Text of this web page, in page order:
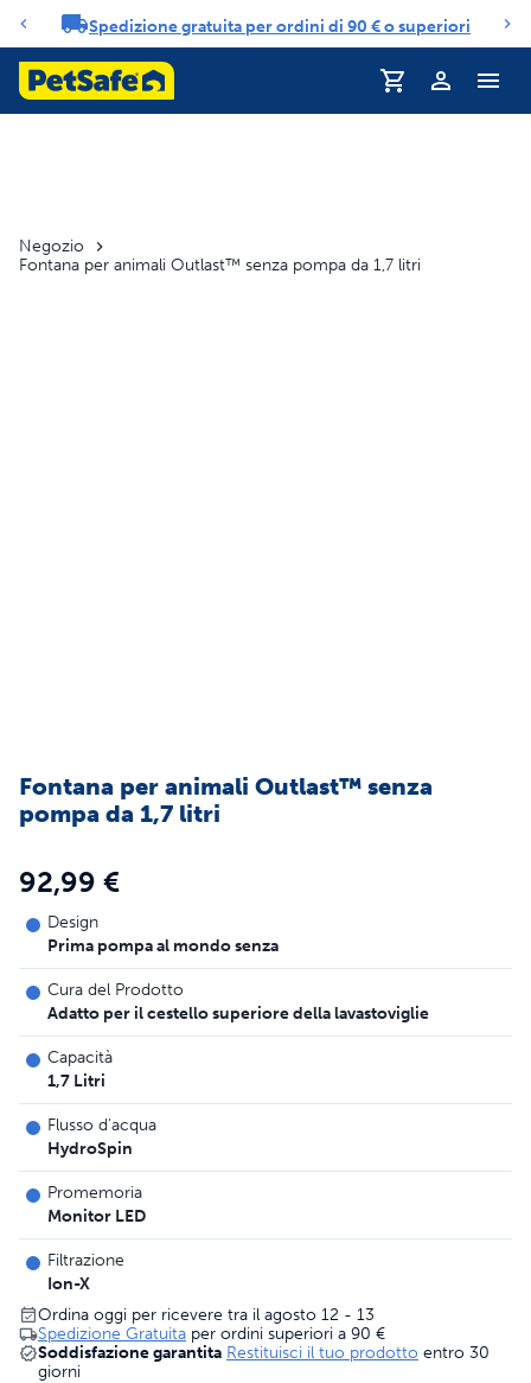
Carosello di notificheSpedizione gratuita per ordini di 90 € o superiori
Profilo
Negozio
Fontana per animali Outlast™ senza pompa da 1,7 litri
Fontana per animali Outlast™ senza
pompa da 1,7 litri
92,99 €
Design
Prima pompa al mondo senza
Cura del Prodotto
Adatto per il cestello superiore della lavastoviglie
Capacità
1,7 Litri
Flusso d'acqua
HydroSpin
Promemoria
Monitor LED
Filtrazione
Ion-X
Ordina oggi per ricevere tra il agosto 12 - 13
Spedizione Gratuita per ordini superiori a 90 €
Soddisfazione garantita Restituisci il tuo prodotto entro 30
giorni